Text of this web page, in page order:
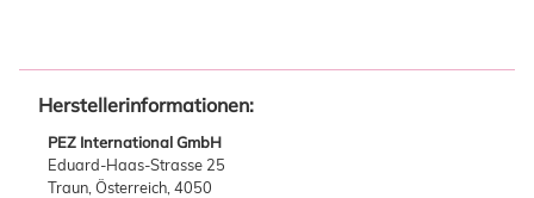
Herstellerinformationen:
PEZ International GmbH
Eduard-Haas-Strasse 25
Traun, Österreich, 4050